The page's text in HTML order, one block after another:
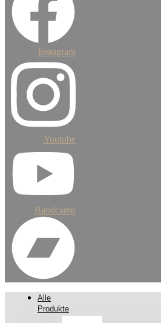
Instagram
Youtube
Bandcamp
Alle
Produkte